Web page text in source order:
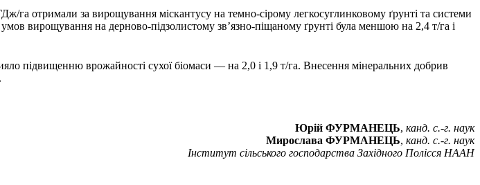
га отримали за вирощування міскантусу на темно-сірому легкосуглинковому ґрунті та системи
вирощування на дерново-підзолистому зв’язно-піщаному ґрунті була меншою на 2,4 т/га і
підвищенню врожайності сухої біомаси — на 2,0 і 1,9 т/га. Внесення мінеральних добрив
Юрій ФУРМАНЕЦЬ, канд. с.-г. наук
Мирослава ФУРМАНЕЦЬ, канд. с.-г. наук
Інститут сільського господарства Західного Полісся НААН